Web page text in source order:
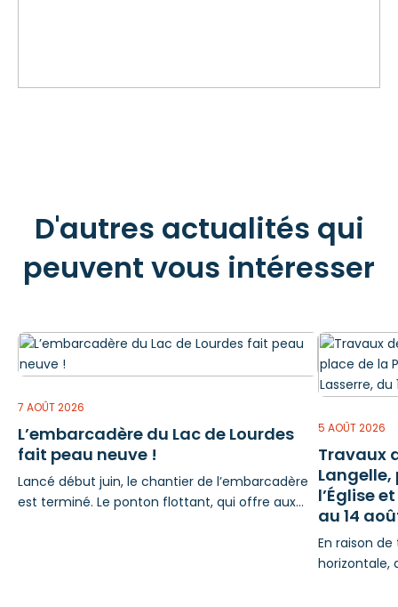
D'autres actualités qui
peuvent vous intéresser
7 AOÛT 2026
L’embarcadère du Lac de Lourdes
fait peau neuve !
Lancé début juin, le chantier de l’embarcadère
est terminé. Le ponton flottant, qui offre aux
5 AOÛT 2026
Travaux
Langelle,
l’Église
au 14
En raison
horizontale,